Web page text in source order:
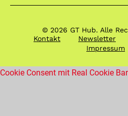
© 2026 GT Hub. Alle
Kontakt
Newsletter
Impressum
Cookie Consent mit Real Cookie